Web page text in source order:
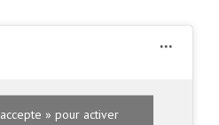
» pour activer